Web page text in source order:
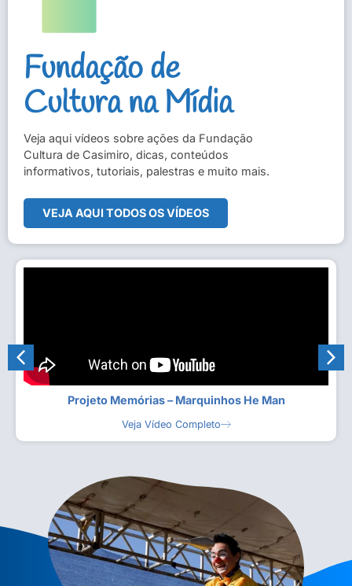
Fundação de
Cultura na Mídia
Veja aqui vídeos sobre ações da Fundação
Cultura de Casimiro, dicas, conteúdos
informativos, tutoriais, palestras e muito mais.
VEJA AQUI TODOS OS VÍDEOS
Projeto Memórias – Marquinhos He Man
Veja Vídeo Completo